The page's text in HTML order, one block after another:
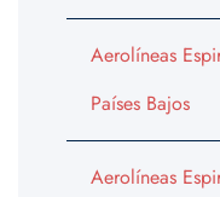
Aerolíneas
Países Bajos
Aerolíneas